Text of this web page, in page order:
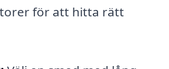
för att hitta rätt